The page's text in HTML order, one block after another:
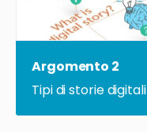
Argomento 2
Tipi di storie digitali